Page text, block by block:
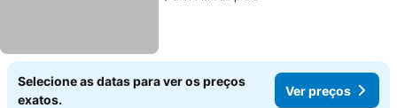
Selecione as datas para ver os preços
exatos.
Ver preços